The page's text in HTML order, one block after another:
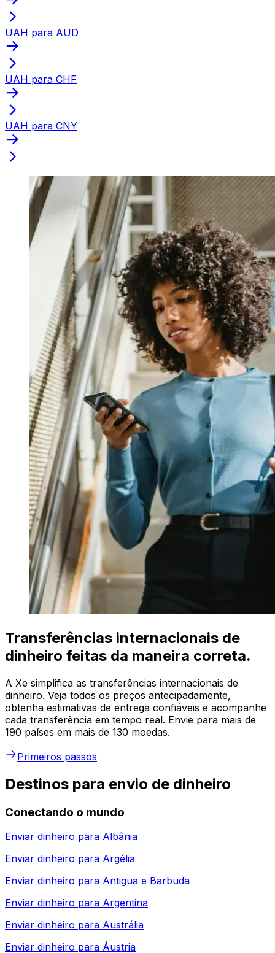
UAH para AUD
UAH para CHF
UAH para CNY
Transferências internacionais de
dinheiro feitas da maneira correta.
A Xe simplifica as transferências internacionais de
dinheiro. Veja todos os preços antecipadamente,
obtenha estimativas de entrega confiáveis e acompanhe
cada transferência em tempo real. Envie para mais de
190 países em mais de 130 moedas.
Primeiros passos
Destinos para envio de dinheiro
Conectando o mundo
Enviar dinheiro para Albânia
Enviar dinheiro para Argélia
Enviar dinheiro para Antigua e Barbuda
Enviar dinheiro para Argentina
Enviar dinheiro para Austrália
Enviar dinheiro para Áustria